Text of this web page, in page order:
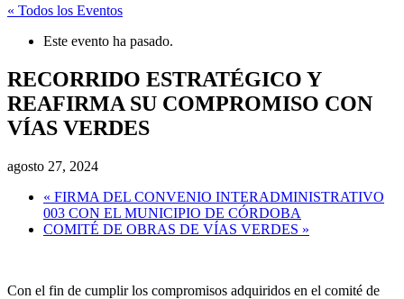
« Todos los Eventos
Este evento ha pasado.
RECORRIDO ESTRATÉGICO Y
REAFIRMA SU COMPROMISO CON
VÍAS VERDES
agosto 27, 2024
« FIRMA DEL CONVENIO INTERADMINISTRATIVO
003 CON EL MUNICIPIO DE CÓRDOBA
COMITÉ DE OBRAS DE VÍAS VERDES »
Con el fin de cumplir los compromisos adquiridos en el comité de